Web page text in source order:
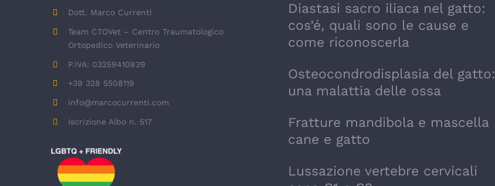
Dott. Marco Currenti
Team CTOVet – Centro Traumatologico
Ortopedico Veterinario
P.IVA: 03259410839
+39 328 5508119
info@marcocurrenti.com
Iscrizione Albo n. 517
Diastasi sacro iliaca nel gatto:
cos’é, quali sono le cause e
come riconoscerla
Osteocondrodisplasia del gatto:
una malattia delle ossa
Fratture mandibola e mascella
cane e gatto
Lussazione vertebre cervicali